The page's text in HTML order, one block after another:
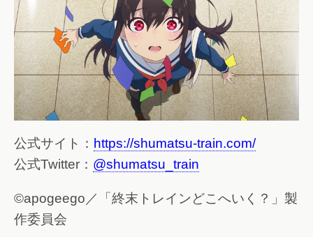
公式サイト： https://shumatsu-train.com/
公式Twitter： @shumatsu_train
©apogeego／「終末トレインどこへいく？」製
作委員会